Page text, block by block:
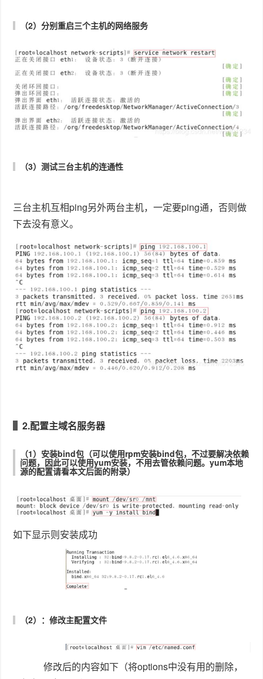
（2）分别重启三个主机的网络服务
（3）测试三台主机的连通性
三台主机互相ping另外两台主机，一定要ping通，否则做
下去没有意义。
2.配置主域名服务器
（1）安装bind包（可以使用rpm安装bind包，不过要解决依赖
问题，因此可以使用yum安装，不用去管依赖问题。yum本地
源的配置请看本文后面的附录）
如下显示则安装成功
（2）：修改主配置文件
修改后的内容如下（将options中没有用的删除，